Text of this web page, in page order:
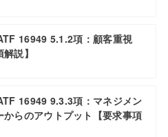
16949 5.1.2項：顧客重視
解説】
16949 9.3.3項：マネジメン
からのアウトプット【要求事項